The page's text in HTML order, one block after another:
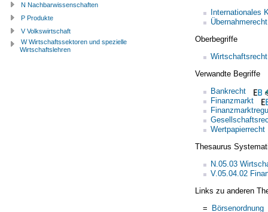
Internationales
Übernahmerecht
Oberbegriffe
Wirtschaftsrecht
Verwandte Begriffe
Bankrecht
Finanzmarkt
Wertpapierrecht
Thesaurus
N.05.03
V.05.04.02
Links zu anderen
= Börsenordnung
N Nachbarwissenschaften
P Produkte
V Volkswirtschaft
W Wirtschaftssektoren und spezielle
Wirtschaftslehren